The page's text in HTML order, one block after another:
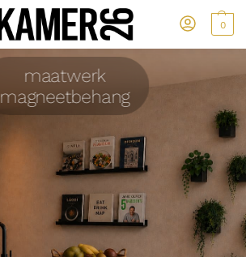
0
maatwerk
magneetbehang